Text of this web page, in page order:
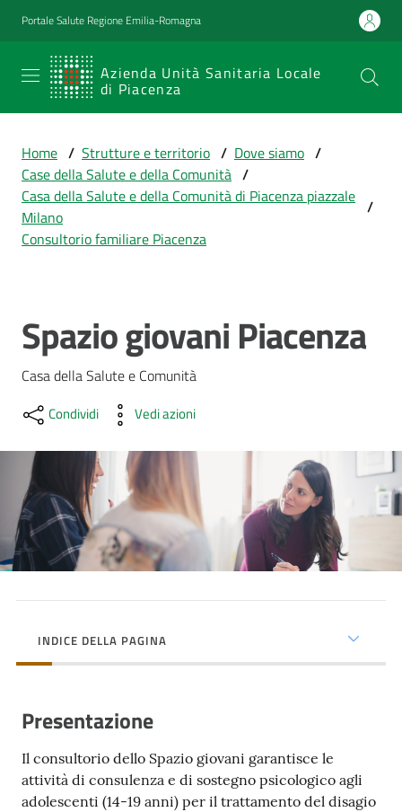
Vai al contenuto
Vai alla navigazione
Vai al footer
Portale Salute Regione Emilia-Romagna
Azienda Unità Sanitaria Locale
di Piacenza
SERVIZIO
SANITARIO
Emilia-
Romagna
Azienda Unità
Sanitaria Locale
di Piacenza
Prestazioni
e
percorsi
di
cura
Come
fare
per...
Strutture
territorio
Studiare
a
Piacenza
Home / Strutture e territorio / Dove siamo /
Case della Salute e della Comunità /
Casa della Salute e della Comunità di Piacenza piazzale
Milano
/
Consultorio familiare Piacenza
Salta al contenuto
Spazio giovani Piacenza
Casa della Salute e Comunità
Condividi Vedi azioni
INDICE DELLA PAGINA
Presentazione
Il consultorio dello Spazio giovani garantisce le
attività di consulenza e di sostegno psicologico agli
adolescenti (14-19 anni) per il trattamento del disagio